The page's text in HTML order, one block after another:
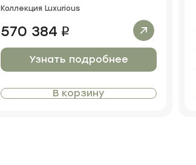
Коллекция Luxurious
570 384 i
Узнать подробнее
В корзину